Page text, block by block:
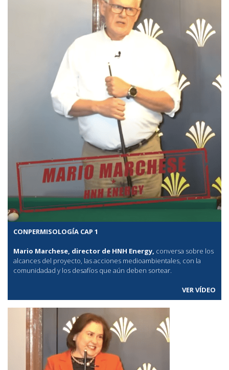
CONPERMISOLOGÍA CAP 1
Mario Marchese, director de HNH Energy, conversa sobre los
alcances del proyecto, las acciones medioambientales, con la
comunidadad y los desafíos que aún deben sortear.
VER VÍDEO